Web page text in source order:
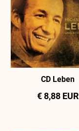
CD Leben
€ 8,88 EUR